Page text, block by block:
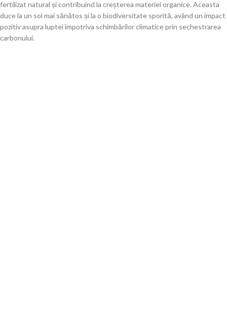
fertilizat natural și contribuind la creșterea materiei organice. Aceasta
duce la un sol mai sănătos și la o biodiversitate sporită, având un impact
pozitiv asupra luptei împotriva schimbărilor climatice prin sechestrarea
carbonului.